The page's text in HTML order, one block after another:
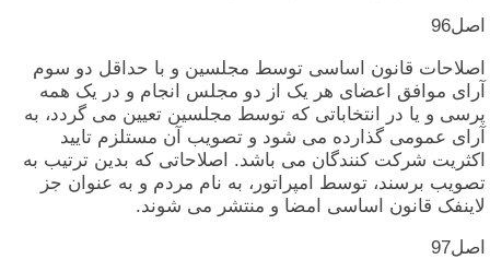
اصل‏96
اصلاحات‏ قانون‏ اساسی‏ توسط مجلسین‏ و با حداقل‏ دو سوم‏
آرای‏ موافق‏ اعضای‏ هر یک‏ از دو مجلس‏ انجام‏ و در یک‏ همه‏
پرسی‏ و یا در انتخاباتی‏ که‏ توسط مجلسین‏ تعیین‏ می‏ گردد، به‏
آرای‏ عمومی‏ گذارده‏ می‏ شود و تصویب‏ آن‏ مستلزم‏ تایید
اکثریت‏ شرکت‏ کنندگان‏ می‏ باشد. اصلاحاتی‏ که‏ بدین‏ ترتیب‏ به‏
تصویب‏ برسند، توسط امپراتور، به‏ نام‏ مردم‏ و به‏ عنوان‏ جز
لاینفک‏ قانون‏ اساسی‏ امضا و منتشر می‏ شوند.
اصل‏97